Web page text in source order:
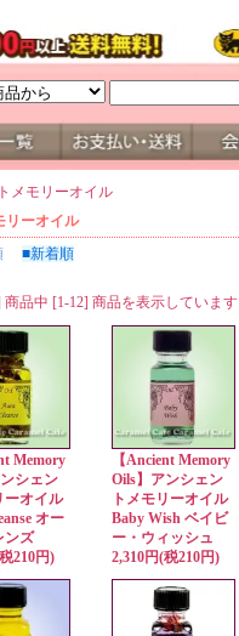
メモリーオイル
リーオイル
■新着順
商品中 [1-12] 商品を表示しています
Memory
シェン
ーオイル
オー
ンズ
210円)
【Ancient Memory
Oils】アンシェン
トメモリーオイル
Baby Wish ベイビ
ー・ウィッシュ
2,310円(税210円)